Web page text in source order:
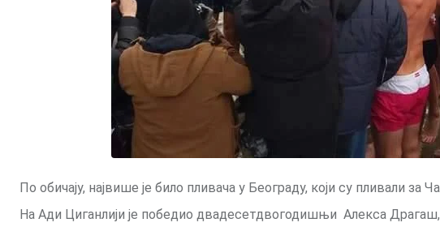
По обичају, највише је било пливача у Београду, који су пливали
На Ади Циганлији је победио двадесетдвогодишњи Алекса